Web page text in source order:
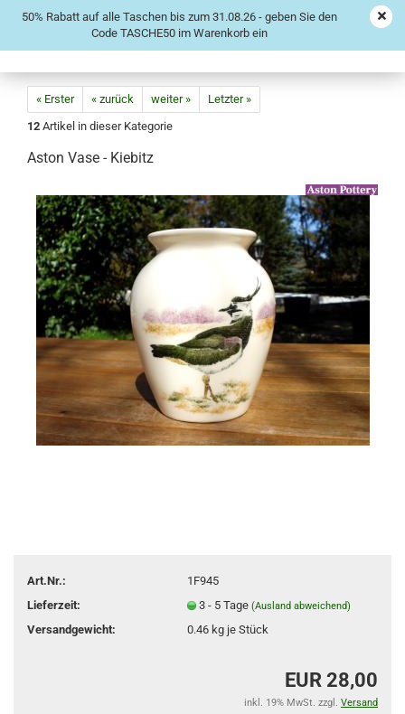
50% Rabatt auf alle Taschen bis zum 31.08.26 - geben Sie den
Code TASCHE50 im Warenkorb ein
« Erster « zurück weiter »
Letzter »
12 Artikel in dieser Kategorie
Aston Vase - Kiebitz
Art.Nr.:
1F945
Lieferzeit:
3 - 5 Tage (Ausland abweichend)
Versandgewicht: 0.46kg je Stück
EUR 28,00
inkl. 19% MwSt. zzgl. Versand